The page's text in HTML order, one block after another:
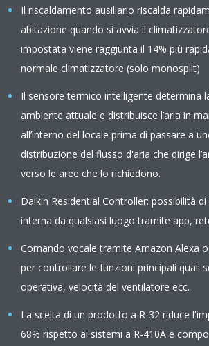
Il riscaldamento ausiliario riscalda
abitazione quando si avvia il
impostata viene raggiunta il 14% più
normale climatizzatore (solo monosplit)
Il sensore termico intelligente determina
ambiente attuale e distribuisce l’aria in
all’interno del locale prima di passare a
distribuzione del flusso d'aria che dirige
verso le aree che lo richiedono.
Daikin Residential Controller: possibilità
interna da qualsiasi luogo tramite app,
Comando vocale tramite Amazon Alexa
per controllare le funzioni principali quali
operativa, velocità del ventilatore ecc.
La scelta di un prodotto a R-32 riduce
68% rispetto ai sistemi a R-410A e